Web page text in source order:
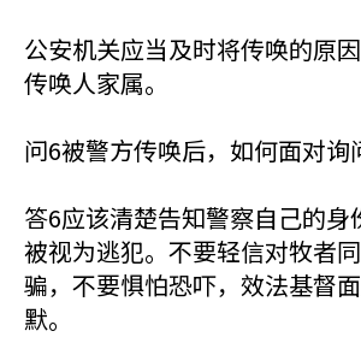
公安机关应当及时将传唤的原
传唤人家属。
问6被警方传唤后，如何面对询
答6应该清楚告知警察自己的身
被视为逃犯。不要轻信对牧者
骗，不要惧怕恐吓，效法基督
默。